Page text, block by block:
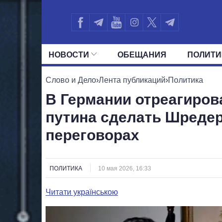
НОВОСТИ ОБЕЩАНИЯ
ВСЕ ПОЛИТИКИ ПРЕЗИДЕНТ И
Слово и Дело›Лента публикаций›Политика
В Германии
путина сделать
переговорах
ПОЛИТИКА 10 мая 2026, 16:33
Читати українською